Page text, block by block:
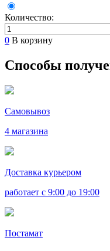
Количество:
0 В корзину
Способы
Самовывоз
4 магазина
Доставка курьером
работает с 9:00 до 19:00
Постамат